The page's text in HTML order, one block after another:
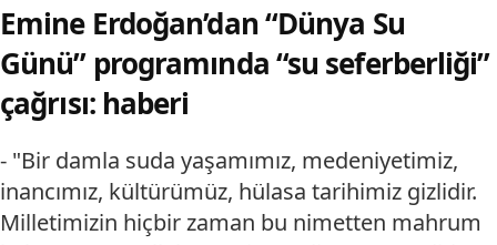
Emine Erdoğan’dan “Dünya Su
Günü” programında “su seferberliği”
çağrısı: haberi
- "Bir damla suda yaşamımız, medeniyetimiz,
inancımız, kültürümüz, hülasa tarihimiz gizlidir.
Milletimizin hiçbir zaman bu nimetten mahrum